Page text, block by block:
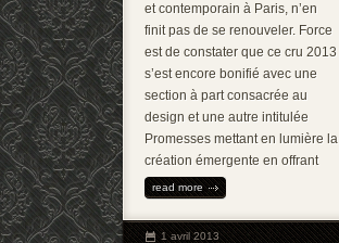
et contemporain à Paris, n’en
finit pas de se renouveler. Force
est de constater que ce cru 2013
s’est encore bonifié avec une
section à part consacrée au
design et une autre intitulée
Promesses mettant en lumière la
création émergente en offrant
read more
1 avril 2013